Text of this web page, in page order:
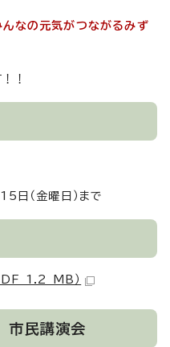
んなの元気がつながるみず
！
日（金曜日）まで
1.2 MB）
市民講演会